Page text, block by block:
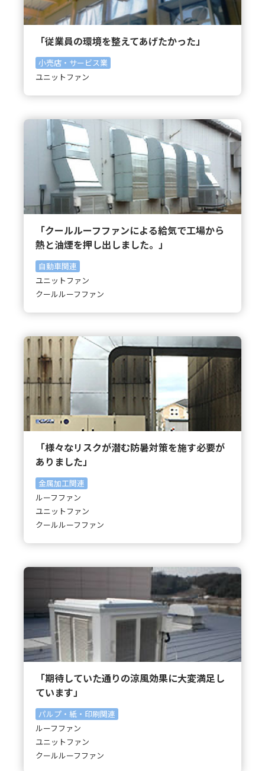
「従業員の環境を整えてあげたかった」
小売店・サービス業
ユニットファン
「クールルーフファンによる給気で工場から
熱と油煙を押し出しました。」
自動車関連
ユニットファン
クールルーフファン
「様々なリスクが潜む防暑対策を施す必要が
ありました」
金属加工関連
ルーフファン
ユニットファン
クールルーフファン
「期待していた通りの涼風効果に大変満足し
ています」
パルプ・紙・印刷関連
ルーフファン
ユニットファン
クールルーフファン